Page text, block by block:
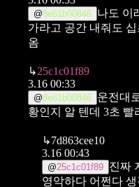
@8e61b00846 나도 이
가라고 공간 내줘도
옴
↳25c1c01f89
3.16 00:33
@8e61b00846 운전대
황인지 알 텐데 3초 빨
↳7d863cee10
3.16 00:43
@25c1c01f89 진짜
영악하다 어쩐다